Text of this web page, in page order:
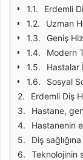
Erdemli
Uzman
Geniş
Modern
Hastalar
Sosyal
Erdemli Diş Hastanesi, diş sağlığının önemini her zaman ön planda tutarak, hastalarına en iyi hizmeti
Hastane, genel diş muayenelerinin yanı sıra, diş temizliği, dolgu, kanal tedavisi,
Hastanenin en büyük artılarından biri, hasta memnuniyetine verdiği önemdir.
Diş sağlığına yönelik olarak sunulan eğitimler ve bilgilendirme
Teknolojinin sunduğu imkanları en iyi şekilde değerlendiren hastane, dijital röntgen gibi